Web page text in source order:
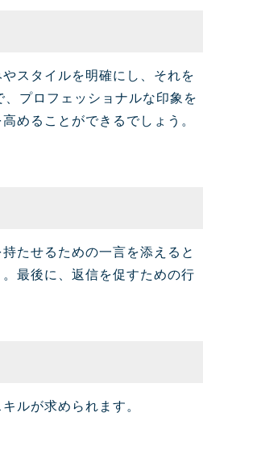
スタイルを明確にし、それを
プロフェッショナルな印象を
めることができるでしょう。
たせるための一言を添えると
最後に、返信を促すための行
ルが求められます。